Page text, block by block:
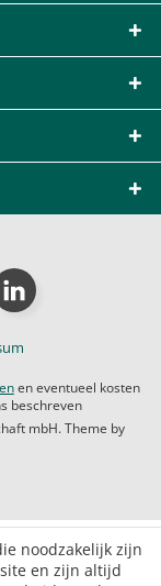
en eventueel kosten
beschreven
mbH. Theme by
noodzakelijk zijn
en zijn altijd